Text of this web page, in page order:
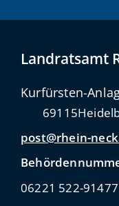
Landratsamt
Kurfürsten-
69115
post@rhein-
06221 522-91477